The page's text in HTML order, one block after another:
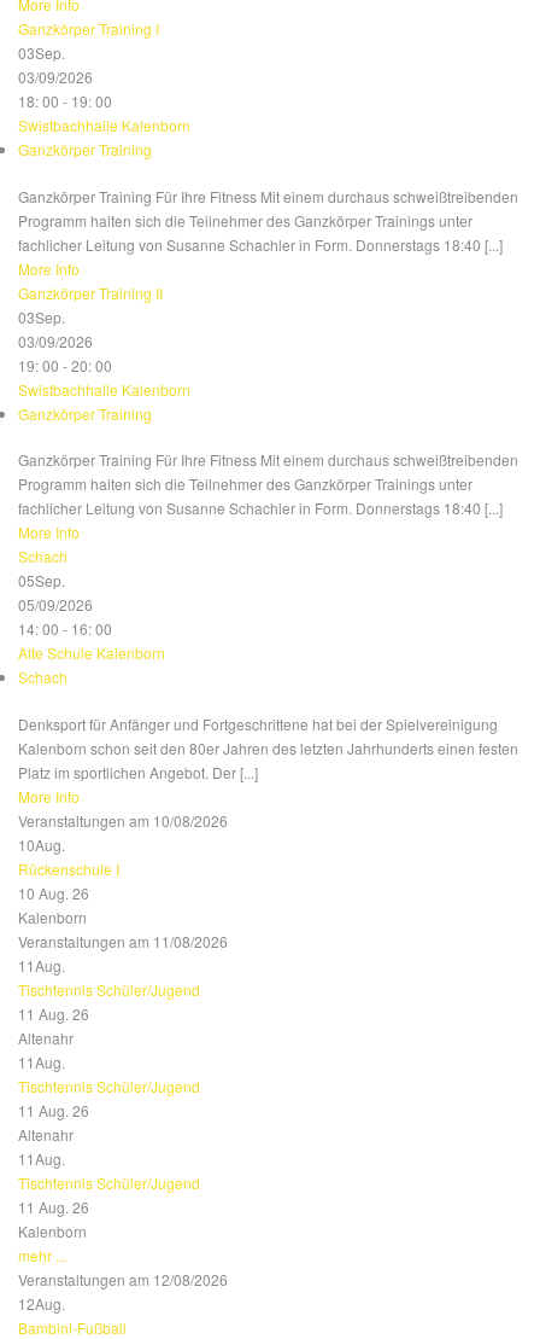
More Info
Ganzkörper Training I
03Sep.
03/09/2026
18: 00 - 19: 00
Swistbachhalle Kalenborn
Ganzkörper Training
Ganzkörper Training Für Ihre Fitness Mit einem durchaus schweißtreibenden
Programm halten sich die Teilnehmer des Ganzkörper Trainings unter
fachlicher Leitung von Susanne Schachler in Form. Donnerstags 18:40 [...]
More Info
Ganzkörper Training II
03Sep.
03/09/2026
19: 00 - 20: 00
Swistbachhalle Kalenborn
Ganzkörper Training
Ganzkörper Training Für Ihre Fitness Mit einem durchaus schweißtreibenden
Programm halten sich die Teilnehmer des Ganzkörper Trainings unter
fachlicher Leitung von Susanne Schachler in Form. Donnerstags 18:40 [...]
More Info
Schach
05Sep.
05/09/2026
14: 00 - 16: 00
Alte Schule Kalenborn
Schach
Denksport für Anfänger und Fortgeschrittene hat bei der Spielvereinigung
Kalenborn schon seit den 80er Jahren des letzten Jahrhunderts einen festen
Platz im sportlichen Angebot. Der [...]
More Info
Veranstaltungen am 10/08/2026
10Aug.
Rückenschule I
10 Aug. 26
Kalenborn
Veranstaltungen am 11/08/2026
11Aug.
Tischtennis Schüler/Jugend
11 Aug. 26
Altenahr
11Aug.
Tischtennis Schüler/Jugend
11 Aug. 26
Altenahr
11Aug.
Tischtennis Schüler/Jugend
11 Aug. 26
Kalenborn
mehr ...
Veranstaltungen am 12/08/2026
12Aug.
Bambini-Fußball